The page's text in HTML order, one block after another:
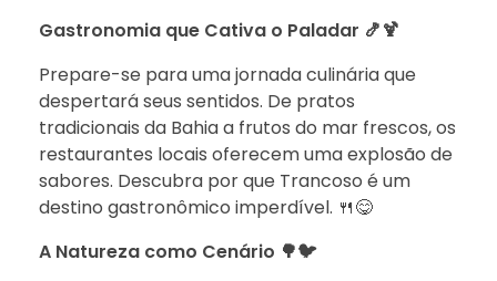
Gastronomia que Cativa o Paladar 🍤🍹
Prepare-se para uma jornada culinária que
despertará seus sentidos. De pratos
tradicionais da Bahia a frutos do mar frescos, os
restaurantes locais oferecem uma explosão de
sabores. Descubra por que Trancoso é um
destino gastronômico imperdível. 🍴😋
A Natureza como Cenário 🌳🐦